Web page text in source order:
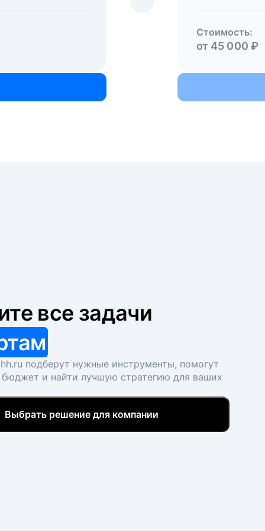
Стоимость:
от 45 000 ₽
все задачи
подберут нужные инструменты, помогут
бюджет и найти лучшую стратегию для ваших
Выбрать решение для компании